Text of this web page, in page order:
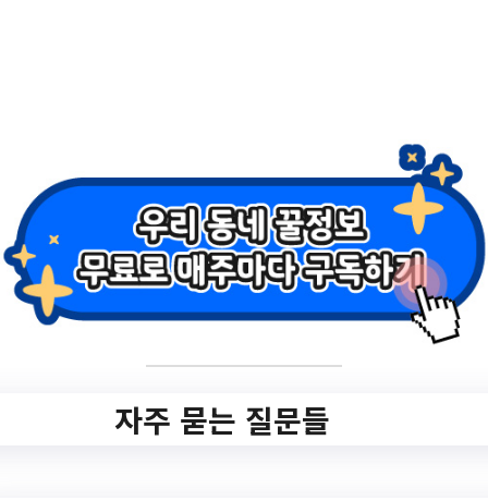
2021 신혼부부 전세자
금 대출
2월 16, 2021
Point 1. 신혼부부 전세자금 대출? Point 2. 우리 집
마련 준비 및 신청하기 Point 4. 조건, 금리, 한도, 이
자주 묻는 질문들